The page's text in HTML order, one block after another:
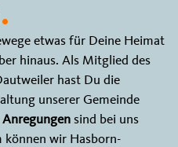
.
etwas für Deine Heimat
hinaus. Als Mitglied des
hast Du die
unserer Gemeinde
Anregungen sind bei uns
können wir Hasborn-